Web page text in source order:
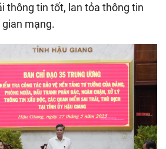
thông tin tốt, lan tỏa thông tin
mạng.